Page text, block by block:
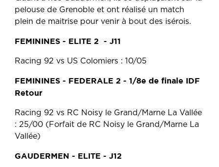
pelouse de Grenoble et ont réalisé un match
plein de maitrise pour venir à bout des isérois.
FEMININES - ELITE 2 - J11
Racing 92 vs US Colomiers : 10/05
FEMININES - FEDERALE 2 - 1/8e de finale IDF
Retour
Racing 92 vs RC Noisy le Grand/Marne La Vallée
: 25/00 (Forfait de RC Noisy le Grand/Marne La
Vallée)
GAUDERMEN - ELITE - J12